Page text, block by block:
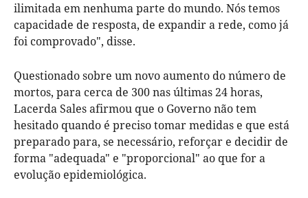
ilimitada em nenhuma parte do mundo. Nós temos
capacidade de resposta, de expandir a rede, como já
foi comprovado", disse.
Questionado sobre um novo aumento do número de
mortos, para cerca de 300 nas últimas 24 horas,
Lacerda Sales afirmou que o Governo não tem
hesitado quando é preciso tomar medidas e que está
preparado para, se necessário, reforçar e decidir de
forma "adequada" e "proporcional" ao que for a
evolução epidemiológica.